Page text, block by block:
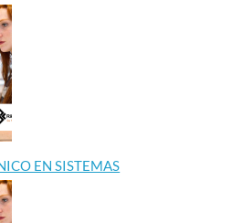
EN SISTEMAS